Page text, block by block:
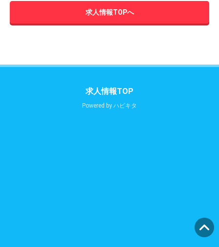
求人情報TOPへ
求人情報TOP
Powered by ハピキタ